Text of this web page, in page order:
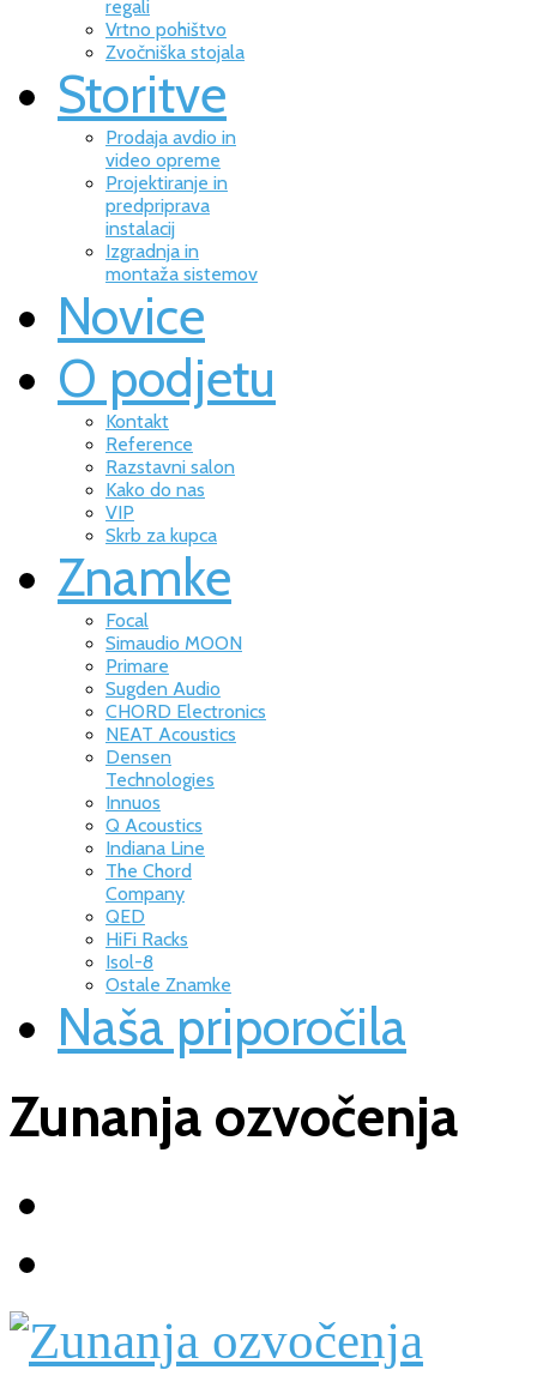
regali
Vrtno pohištvo
Zvočniška stojala
Storitve
Prodaja avdio in
video opreme
Projektiranje in
predpriprava
instalacij
Izgradnja in
montaža sistemov
Novice
O podjetu
Kontakt
Reference
Razstavni salon
Kako do nas
VIP
Skrb za kupca
Znamke
Focal
Simaudio MOON
Primare
Sugden Audio
CHORD Electronics
NEAT Acoustics
Densen
Technologies
Innuos
Q Acoustics
Indiana Line
The Chord
Company
QED
HiFi Racks
Isol-8
Ostale Znamke
Naša priporočila
Zunanja ozvočenja